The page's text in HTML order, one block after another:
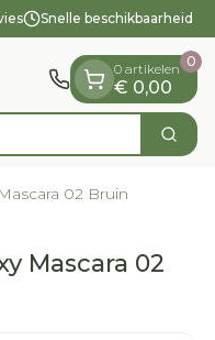
Snelle beschikbaarheid
Zoek
0 artikelen
€ 0,00
0
02 Bruin
Mascara 02